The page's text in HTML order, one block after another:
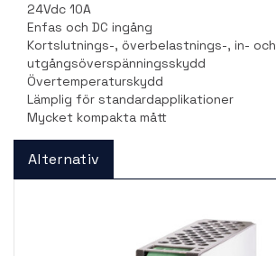
24Vdc 10A
Enfas och DC ingång
Kortslutnings-, överbelastnings-, in- och
utgångsöverspänningsskydd
Övertemperaturskydd
Lämplig för standardapplikationer
Mycket kompakta mått
Alternativ